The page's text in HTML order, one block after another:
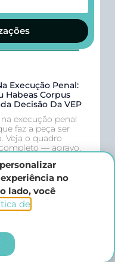
Execução Penal:
Habeas Corpus
Decisão Da VEP
execução penal
faz a peça ser
Veja o quadro
— agravo,
decisão do juízo
com prazos,
peça e os erros
ao não
No Tráfico
Como Pedir A
Fechado
no
lado, você
de